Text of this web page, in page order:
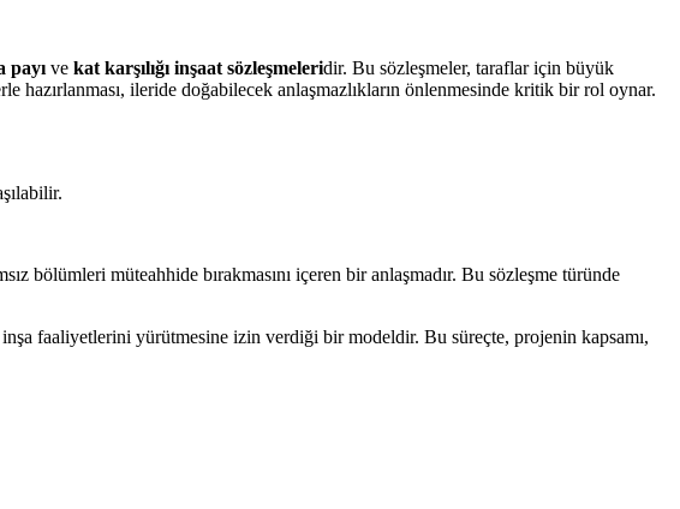
payı ve kat karşılığı inşaat sözleşmeleridir. Bu sözleşmeler, taraflar için büyük
ileride doğabilecek anlaşmazlıkların önlenmesinde kritik bir rol oynar.
bölümleri müteahhide bırakmasını içeren bir anlaşmadır. Bu sözleşme türünde
inşa faaliyetlerini yürütmesine izin verdiği bir modeldir. Bu süreçte, projenin kapsamı,